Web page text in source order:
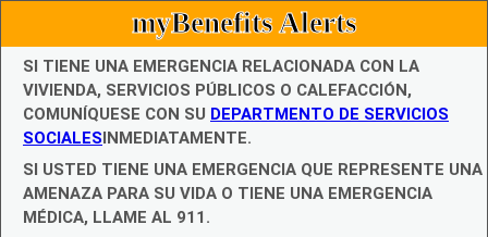
myBenefits Alerts
SI TIENE UNA EMERGENCIA RELACIONADA CON LA
VIVIENDA, SERVICIOS PÚBLICOS O CALEFACCIÓN,
COMUNÍQUESE CON SU DEPARTMENTO DE SERVICIOS
SOCIALESINMEDIATAMENTE.
SI USTED TIENE UNA EMERGENCIA QUE REPRESENTE UNA
AMENAZA PARA SU VIDA O TIENE UNA EMERGENCIA
MÉDICA, LLAME AL 911.